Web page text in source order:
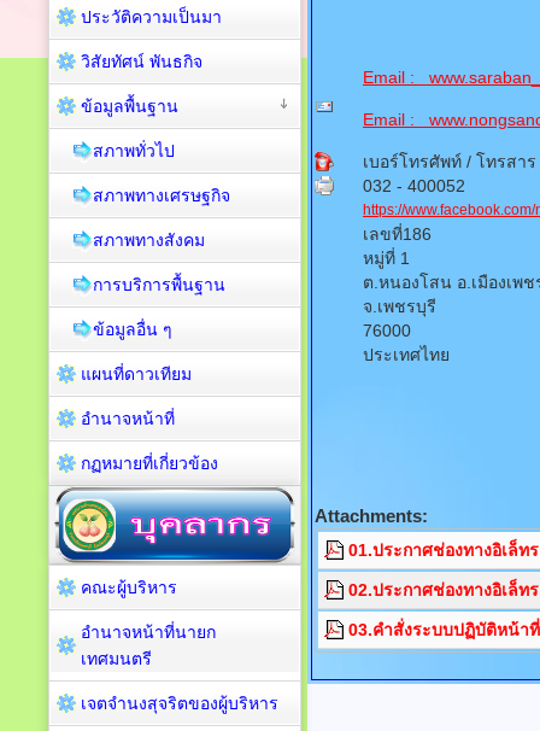
Email :
Email :
เบอร์โทรศัพท์ / โทรสา
032 - 400052
https://
เลขที่186
หมู่ที่ 1
ต.หนองโสน อ.เมืองเพช
จ.เพชรบุรี
76000
ประเทศไทย
Attachments:
01.ประกาศช่องทางอิเล็ท
02.ประกาศช่องทางอิเล็ท
03.คำสั่งระบบปฏิบัติหน้า
ประวัติความเป็นมา
วิสัยทัศน์ พันธกิจ
ข้อมูลพื้นฐาน
สภาพทั่วไป
สภาพทางเศรษฐกิจ
สภาพทางสังคม
การบริการพื้นฐาน
ข้อมูลอื่น ๆ
แผนที่ดาวเทียม
อำนาจหน้าที่
กฏหมายที่เกี่ยวข้อง
คณะผู้บริหาร
อำนาจหน้าที่นายก
เทศมนตรี
เจตจำนงสุจริตของผู้บริหาร